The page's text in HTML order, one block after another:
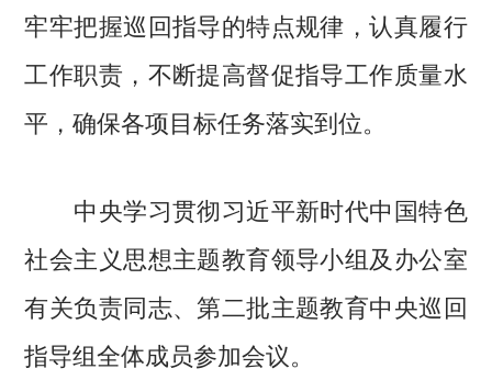
牢牢把握巡回指导的特点规律，认真履行
工作职责，不断提高督促指导工作质量水
平，确保各项目标任务落实到位。
中央学习贯彻习近平新时代中国特色
社会主义思想主题教育领导小组及办公室
有关负责同志、第二批主题教育中央巡回
指导组全体成员参加会议。